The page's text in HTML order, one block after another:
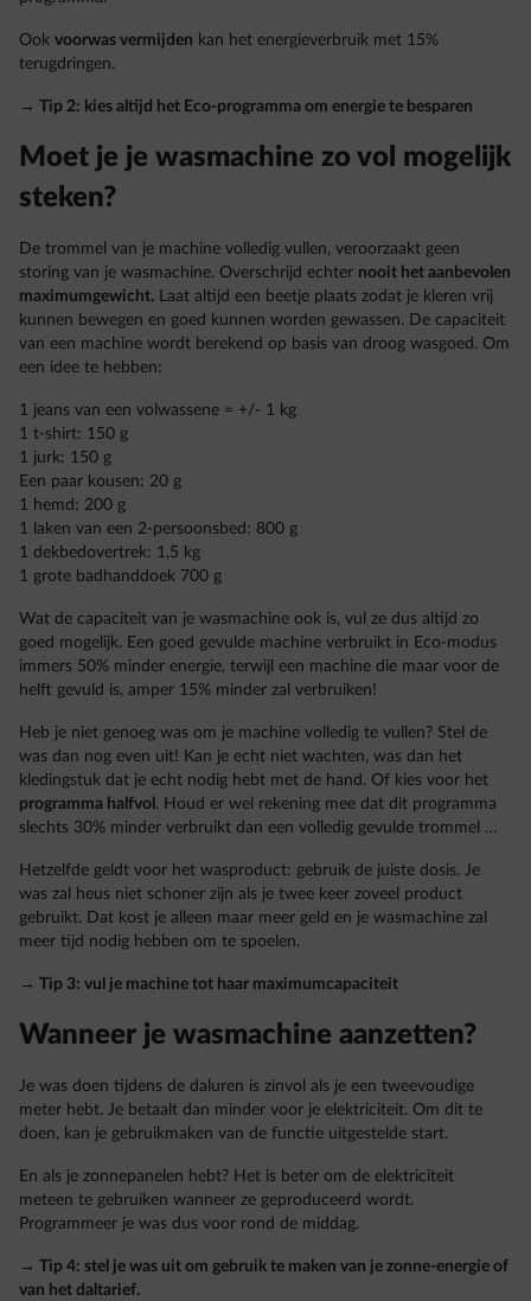
Ook voorwas vermijden kan het energieverbruik met 15%
terugdringen.
→ Tip 2: kies altijd het Eco-programma om energie te besparen
Moet je je wasmachine zo vol mogelijk
steken?
De trommel van je machine volledig vullen, veroorzaakt geen
storing van je wasmachine. Overschrijd echter nooit het aanbevolen
maximumgewicht. Laat altijd een beetje plaats zodat je kleren vrij
kunnen bewegen en goed kunnen worden gewassen. De capaciteit
van een machine wordt berekend op basis van droog wasgoed. Om
een idee te hebben:
1 jeans van een volwassene = +/- 1 kg
1 t-shirt: 150 g
1 jurk: 150 g
Een paar kousen: 20 g
1 hemd: 200 g
1 laken van een 2-persoonsbed: 800 g
1 dekbedovertrek: 1,5 kg
1 grote badhanddoek 700 g
Wat de capaciteit van je wasmachine ook is, vul ze dus altijd zo
goed mogelijk. Een goed gevulde machine verbruikt in Eco-modus
immers 50% minder energie, terwijl een machine die maar voor de
helft gevuld is, amper 15% minder zal verbruiken!
Heb je niet genoeg was om je machine volledig te vullen? Stel de
was dan nog even uit! Kan je echt niet wachten, was dan het
kledingstuk dat je echt nodig hebt met de hand. Of kies voor het
programma halfvol . Houd er wel rekening mee dat dit programma
slechts 30% minder verbruikt dan een volledig gevulde trommel …
Hetzelfde geldt voor het wasproduct: gebruik de juiste dosis. Je
was zal heus niet schoner zijn als je twee keer zoveel product
gebruikt. Dat kost je alleen maar meer geld en je wasmachine zal
meer tijd nodig hebben om te spoelen.
→ Tip 3: vul je machine tot haar maximumcapaciteit
Wanneer je wasmachine aanzetten?
Je was doen tijdens de daluren is zinvol als je een tweevoudige
meter hebt. Je betaalt dan minder voor je elektriciteit. Om dit te
doen, kan je gebruikmaken van de functie uitgestelde start.
En als je zonnepanelen hebt? Het is beter om de elektriciteit
meteen te gebruiken wanneer ze geproduceerd wordt.
Programmeer je was dus voor rond de middag.
→ Tip 4: stel je was uit om gebruik te maken van je zonne-energie of
van het daltarief.